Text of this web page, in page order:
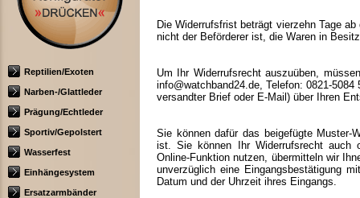
Reptilien/Exoten
Narben-/Glattleder
Prägung/Echtleder
Sportiv/Gepolstert
Wasserfest
Einhängesystem
Ersatzarmbänder
Die Widerrufsfrist beträgt vierzehn Tage
nicht der Beförderer ist, die Waren in
Um Ihr Widerrufsrecht auszuüben,
info@watchband24.de, Telefon: 0821-
versandter Brief oder E-Mail) über Ihren
Sie können dafür das beigefügte Muster-
ist. Sie können Ihr Widerrufsrecht auch
Online-Funktion nutzen, übermitteln wir
unverzüglich eine Eingangsbestätigung
Datum und der Uhrzeit ihres Eingangs.